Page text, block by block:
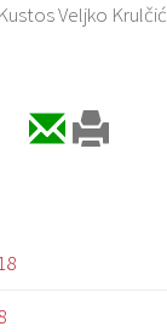
Kustos Veljko Krulčić